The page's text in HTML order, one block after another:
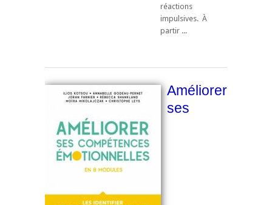
réactions
impulsives. À
partir ...
Améliorer
ses